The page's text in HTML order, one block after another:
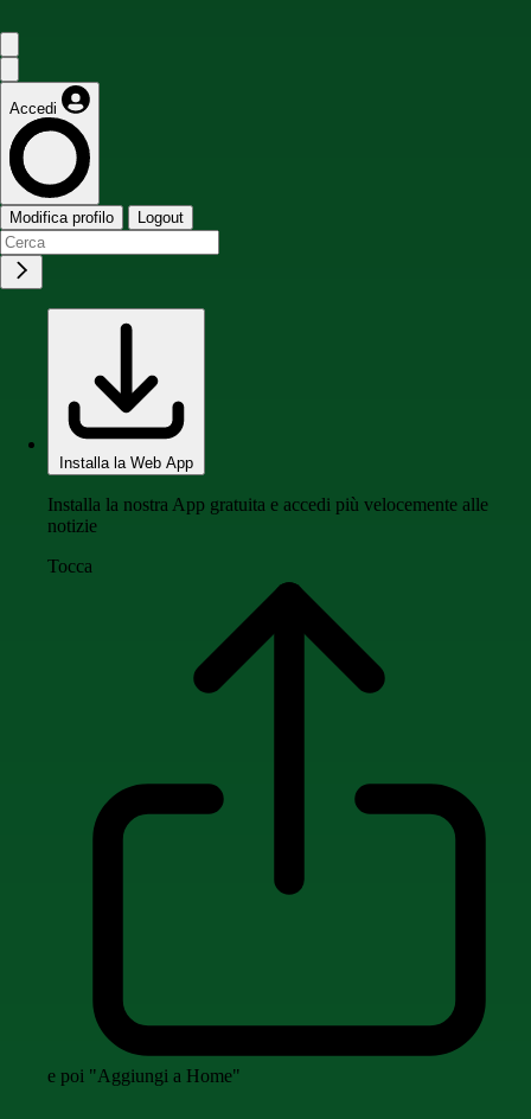
Accedi
Modifica profilo Logout
Installa la Web App
Installa la nostra App gratuita e accedi più velocemente alle
notizie
Tocca
e poi "Aggiungi a Home"